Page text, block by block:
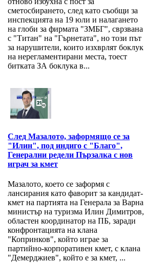
сметосбирането, след като съобщи за
инспекцията на 19 юли и налагането
на глоби за фирмата "ЗМБГ", сврзвана
с "Титан" на "Гърнетата", но този път
за нарушители, които изхврлят боклук
на нерегламентирани места, тоест
битката ЗА боклука в...
След Мазалото, заформящо се за
"Илин", под индиго с "Благо",
Генерални редели Пързалка с нов
играч за кмет
Мазалото, което се заформя с
лансирания като фаворит за кандидат-
кмет на партията на Генерала за Варна
министър на туризма Илин Димитров,
областен координатор на ПБ, заради
конфронтацията на клана
"Копринков", който играе за
партийно-корпоративен кмет, с клана
"Демерджиев", който е за кмет, ...